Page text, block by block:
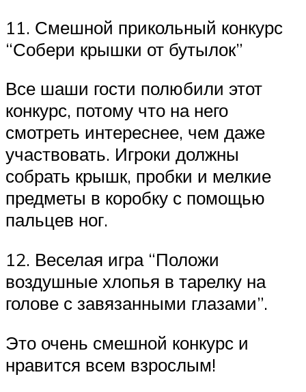
11. Смешной прикольный конкурс
“Собери крышки от бутылок”
Все шаши гости полюбили этот
конкурс, потому что на него
смотреть интереснее, чем даже
участвовать. Игроки должны
собрать крышк, пробки и мелкие
предметы в коробку с помощью
пальцев ног.
12. Веселая игра “Положи
воздушные хлопья в тарелку на
голове с завязанными глазами”.
Это очень смешной конкурс и
нравится всем взрослым!